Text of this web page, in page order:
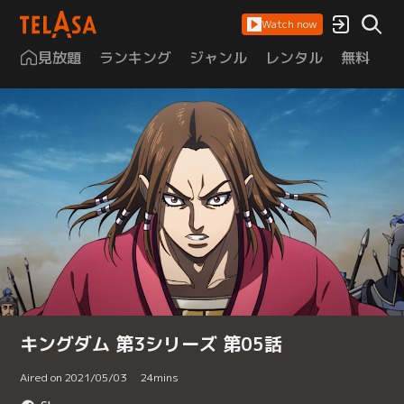
Watch now
見放題 ランキング ジャンル レンタル 無料
キングダム 第3シリーズ 第05話
Aired on 2021/05/03 24mins